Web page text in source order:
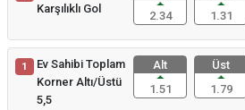
Karşılıklı Gol
2.34
1.31
1
Ev Sahibi Toplam
Korner Altı/Üstü
5,5
Alt
1.51
Üst
1.79